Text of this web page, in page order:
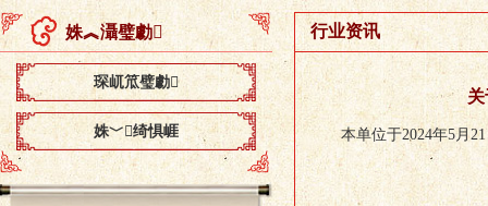
姝︽灄璧勮
琛屼笟璧勮
姝﹀绮惧崕
行业资讯
本单位于2024年5月21